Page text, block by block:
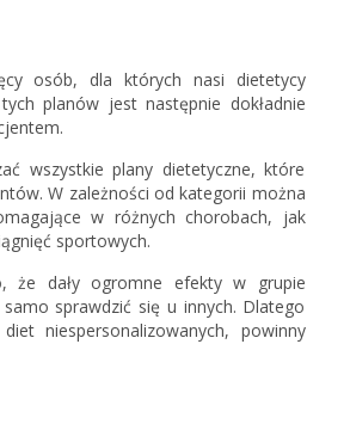
osób, dla których nasi dietetycy
planów jest następnie dokładnie
wszystkie plany dietetyczne, które
W zależności od kategorii można
w różnych chorobach, jak
sportowych.
że dały ogromne efekty w grupie
sprawdzić się u innych. Dlatego
niespersonalizowanych, powinny